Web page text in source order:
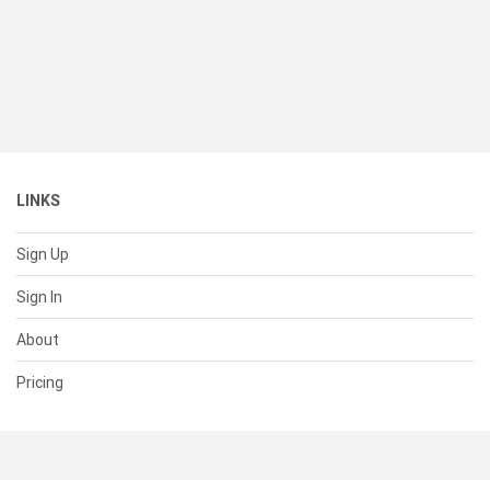
LINKS
Sign Up
Sign In
About
Pricing